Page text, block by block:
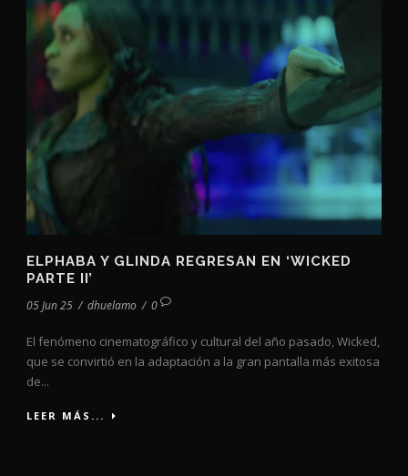
ELPHABA Y GLINDA REGRESAN EN ‘WICKED
PARTE II’
05 Jun 25 / dhuelamo / 0
El fenómeno cinematográfico y cultural del año pasado, Wicked,
que se convirtió en la adaptación a la gran pantalla más exitosa
de...
LEER MÁS...